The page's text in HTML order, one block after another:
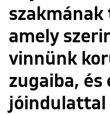
amely
vinnünk
zugaiba, és
jóindulattal